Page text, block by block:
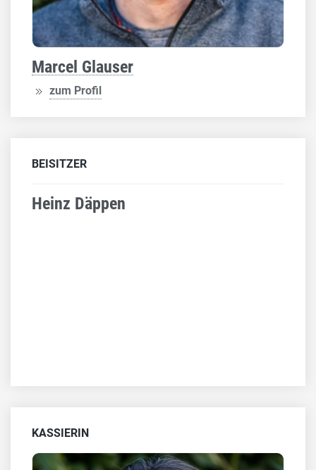
Marcel Glauser
zum Profil
BEISITZER
Heinz Däppen
KASSIERIN